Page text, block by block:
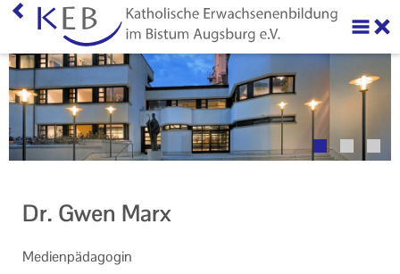
Dr. Gwen Marx
Me­di­en­päd­ago­gin
Home
Über uns
Neuigkeiten
Ihr Kontakt zu uns
AGB